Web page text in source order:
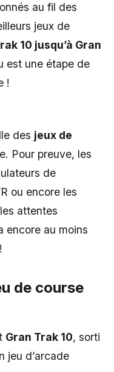
au fil des
jeux de
10 jusqu’à Gran
est une étape de
!
des jeux de
Pour preuve, les
de
ou encore les
attentes
encore au moins
de course
Gran Trak 10, sorti
jeu d’arcade